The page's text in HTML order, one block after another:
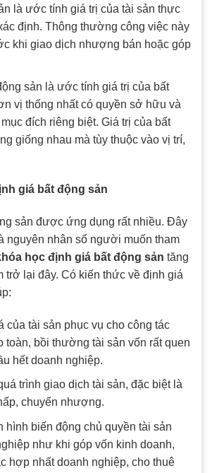
là ước tính giá trị của tài sản thực
định. Thông thường công việc này
khi giao dịch nhượng bán hoặc góp
sản là ước tính giá trị của bất
vị thống nhất có quyền sở hữu và
đích riêng biệt. Giá trị của bất
giống nhau mà tùy thuộc vào vị trí,
giá bất động sản
sản được ứng dụng rất nhiều. Đây
nguyên nhân số người muốn tham
học định giá bất động sản tăng
trở lại đây. Có kiến thức về định giá
của tài sản phục vụ cho công tác
toàn, bồi thường tài sản vốn rất quen
hết doanh nghiệp.
trình giao dịch tài sản, đặc biệt là
chuyển nhượng.
hình biến động chủ quyền tài sản
như khi góp vốn kinh doanh,
hợp nhất doanh nghiệp, cho thuê